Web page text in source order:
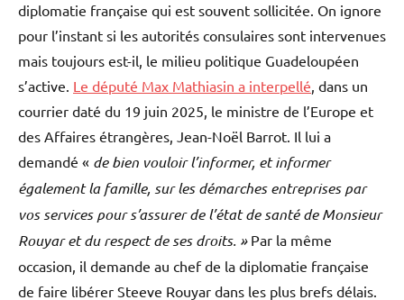
diplomatie française qui est souvent sollicitée. On ignore
pour l’instant si les autorités consulaires sont intervenues
mais toujours est-il, le milieu politique Guadeloupéen
s’active. Le député Max Mathiasin a interpellé, dans un
courrier daté du 19 juin 2025, le ministre de l’Europe et
des Affaires étrangères, Jean-Noël Barrot. Il lui a
demandé « de bien vouloir l’informer, et informer
également la famille, sur les démarches entreprises par
vos services pour s’assurer de l’état de santé de Monsieur
Rouyar et du respect de ses droits. »Par la même
occasion, il demande au chef de la diplomatie française
de faire libérer Steeve Rouyar dans les plus brefs délais.